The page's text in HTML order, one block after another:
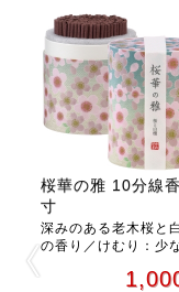
桜華の雅 10分線
寸
深みのある老木桜と
の香り／けむり：少